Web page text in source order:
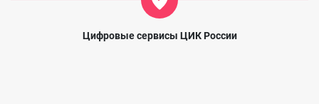
Цифровые сервисы ЦИК России